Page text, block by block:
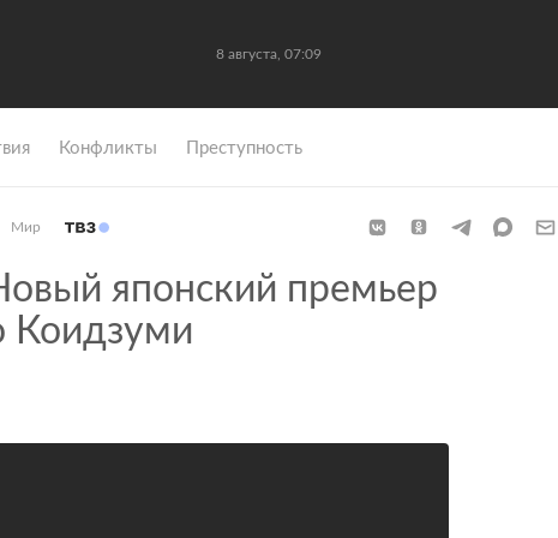
8 августа, 07:09
Конфликты Преступность
Мир
японский премьер
Коидзуми